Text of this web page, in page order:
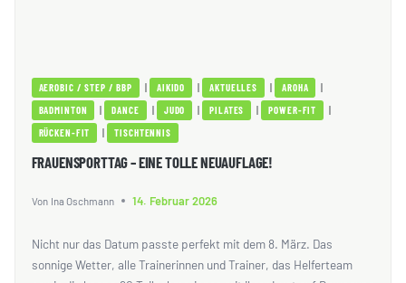
AEROBIC / STEP / BBP | AIKIDO | AKTUELLES | AROHA |
BADMINTON | DANCE | JUDO | PILATES | POWER-FIT |
RÜCKEN-FIT | TISCHTENNIS
FRAUENSPORTTAG – EINE TOLLE NEUAUFLAGE!
Von Ina Oschmann 14. Februar 2026
Nicht nur das Datum passte perfekt mit dem 8. März. Das
sonnige Wetter, alle Trainerinnen und Trainer, das Helferteam